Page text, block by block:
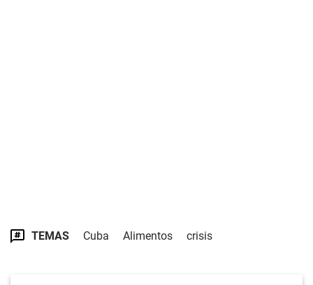
TEMAS Cuba Alimentos crisis